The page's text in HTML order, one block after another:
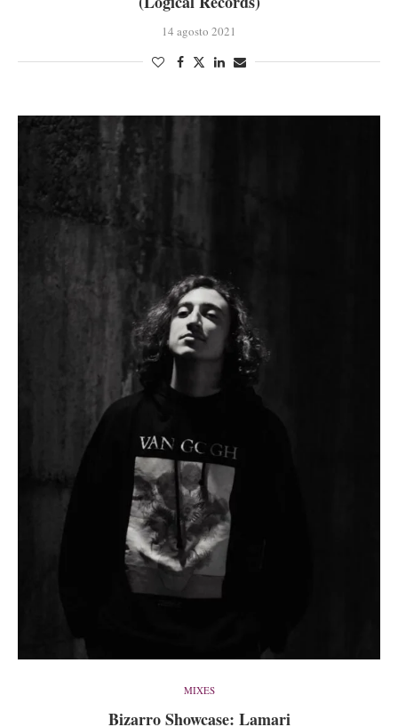
14 agosto 2021
MIXES
Bizarro Showcase: Lamari